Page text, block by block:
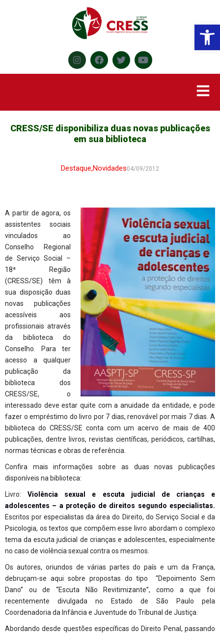
CRESS/SE disponibiliza duas novas publicações
em sua biblioteca
Destaque,Novidades04/09/2012
A partir de agora, os
assistentes sociais
vinculados ao
Conselho Regional
de Serviço Social –
18ª Região
(CRESS/SE) têm à
sua disposição duas
novas publicações
acessíveis aos
profissionais através
da biblioteca do
Conselho. Para ter
acesso a qualquer
publicação da
biblioteca dos
CRESS/SE, o
interessado deve estar quite com a anuidade da entidade, e pode
fazer o empréstimo do livro por 7 dias, renovável por mais 7 dias. A
biblioteca do CRESS/SE conta com um acervo de mais de 400
publicações, dentre livros, revistas científicas, periódicos, cartilhas,
normas técnicas e obras de referência.
Confira mais informações sobre as duas novas publicações
disponíveis na biblioteca:
Livro:Violência sexual e escuta judicial de crianças e
adolescentes – a proteção de direitos segundo especialistas.
Escritos por especialistas da área do Direito, do Serviço Social e da
Psicologia, os textos que compõem esse livro abordam o complexo
tema da escuta judicial de crianças e adolescentes, especialmente
no caso de violência sexual contra os mesmos.
Os autores, oriundos de várias partes do país e um da França,
debruçam-se aqui sobre propostas do tipo “Depoimento Sem
Dano” ou de “Escuta Não Revitimizante”, como a que foi
recentemente divulgada no Estado de São Paulo pela
Coordenadoria da Infância e Juventude do Tribunal de Justiça.
Abordando desde questões específicas do Direito Penal, passando